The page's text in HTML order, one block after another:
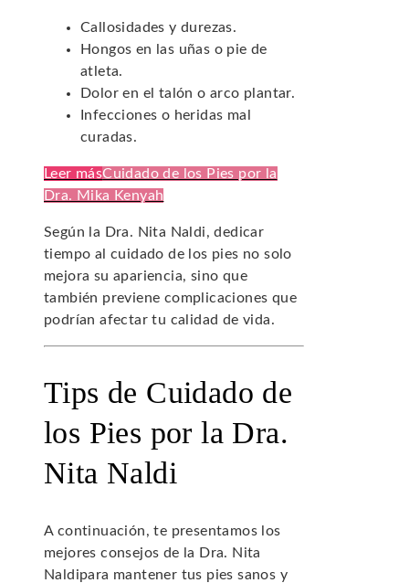
Callosidades y durezas.
Hongos en las uñas o pie de
atleta.
Dolor en el talón o arco plantar.
Infecciones o heridas mal
curadas.
Leer másCuidado de los Pies por la
Dra. Mika Kenyah
Según la Dra. Nita Naldi, dedicar
tiempo al cuidado de los pies no solo
mejora su apariencia, sino que
también previene complicaciones que
podrían afectar tu calidad de vida.
Tips de Cuidado de
los Pies por la Dra.
Nita Naldi
A continuación, te presentamos los
mejores consejos de la Dra. Nita
Naldipara mantener tus pies sanos y